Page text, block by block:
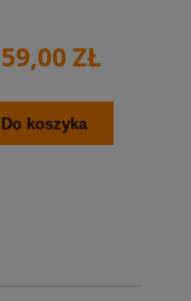
ZŁ
Do koszyka